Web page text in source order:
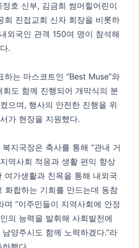
호 신부, 김금희 썸머힐어린이
회 진접교회 신자 회장을 비롯하
외국인 관객 150여 명이 참석해
.
하는 마스코트인 “Best Muse”와
회도 함께 진행되어 개막식의 분
으며, 행사의 안전한 진행을 위
가 현장을 지원했다.
지국장은 축사를 통해 “관내 거
역사회 적응과 생활 편익 향상
여가생활과 친목을 통해 내외국
화합하는 기회를 만드는데 동참
며 “이주민들이 지역사회에 안정
의 능력을 발휘해 사회발전에
양주시도 함께 노력하겠다.”라